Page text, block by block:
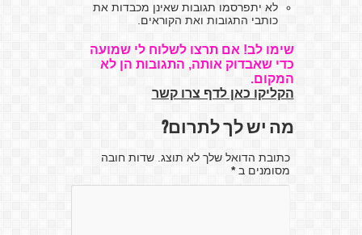
לא יתפרסמו תגובות שאינן מכבדות את
כותבי התגובות ואת הקוראים.
שימו לב! אם תרצו לשלוח לי שמועה
כדי שאבדוק אותה, התגובות הן לא
המקום.
הקליקו כאן לדף צרו קשר
מה יש לך לתרום?
כתובת הדואל שלך לא תוצג. שדות חובה
מסומנים ב*